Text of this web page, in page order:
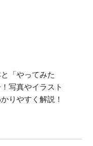
「やってみた
写真やイラスト
りやすく解説！